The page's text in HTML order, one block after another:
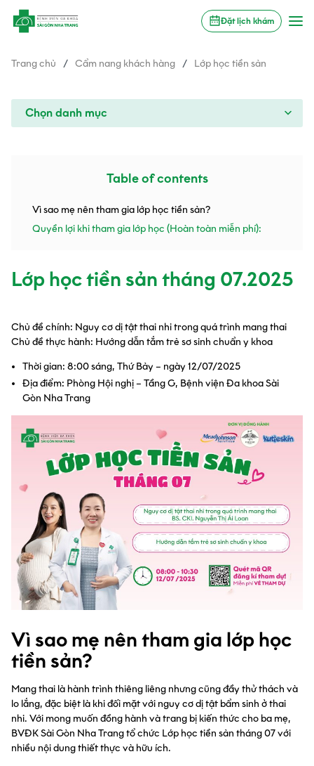
Đặt lịch khám
Trang chủ / Cẩm nang khách hàng / Lớp học tiền sản
Chọn danh mục
Table of contents
Vì sao mẹ nên tham gia lớp học tiền sản?
Quyền lợi khi tham gia lớp học (Hoàn toàn miễn phí):
Lớp học tiền sản tháng 07.2025
Chủ đề chính: Nguy cơ dị tật thai nhi trong quá trình mang thai
Chủ đề thực hành: Hướng dẫn tắm trẻ sơ sinh chuẩn y khoa
Thời gian: 8:00 sáng, Thứ Bảy – ngày 12/07/2025
Địa điểm: Phòng Hội nghị – Tầng G, Bệnh viện Đa khoa Sài
Gòn Nha Trang
Vì sao mẹ nên tham gia lớp học
tiền sản?
Mang thai là hành trình thiêng liêng nhưng cũng đầy thử thách và
lo lắng, đặc biệt là khi đối mặt với nguy cơ dị tật bẩm sinh ở thai
nhi. Với mong muốn đồng hành và trang bị kiến thức cho ba mẹ,
BVĐK Sài Gòn Nha Trang tổ chức Lớp học tiền sản tháng 07 với
nhiều nội dung thiết thực và hữu ích.